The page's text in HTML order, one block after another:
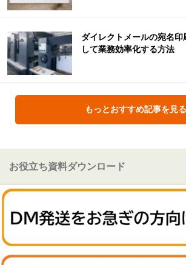
ダイレクトメールの宛名
して業務効率化する方法
もっとおすすめ記事を見る
お役立ち資料ダウンロード